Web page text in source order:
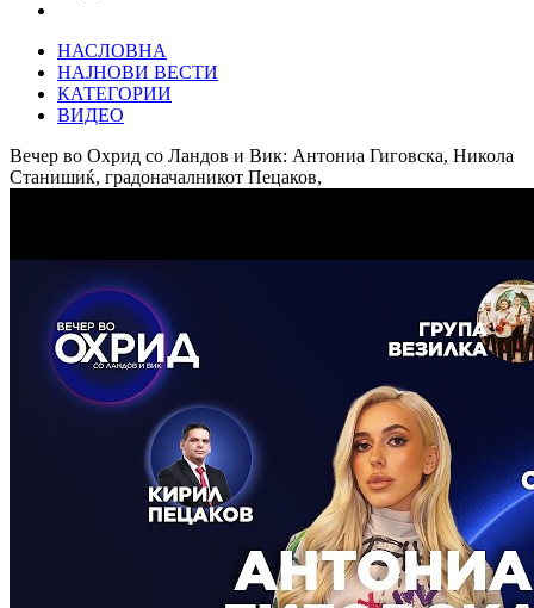
НАСЛОВНА
НАЈНОВИ ВЕСТИ
КАТЕГОРИИ
ВИДЕО
Вечер во Охрид со Ландов и Вик: Антониа Гиговска, Никола
Станишиќ, градоначалникот Пецаков,